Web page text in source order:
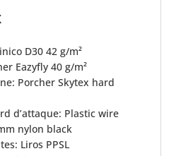
D30 42 g/m²
Eazyfly 40 g/m²
Porcher Skytex hard
d’attaque: Plastic wire
nylon black
Liros PPSL